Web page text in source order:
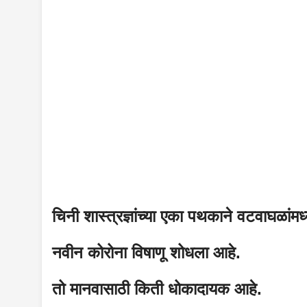
चिनी शास्त्रज्ञांच्या एका पथकाने
नवीन कोरोना विषाणू शोधला आहे.
तो मानवासाठी किती धोकादायक आहे.